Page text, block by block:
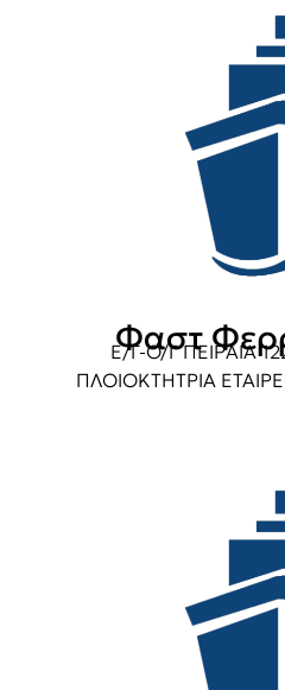
Ε/Γ-Ο/Γ ΠΕΙΡΑΙΑ
ΠΛΟΙΟΚΤΗΤΡΙΑ
Φαστ